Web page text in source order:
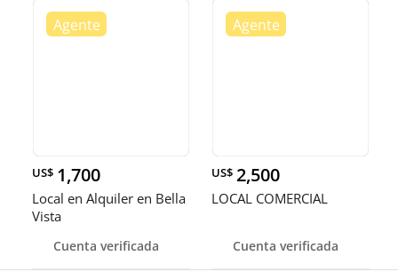
US$ 1,700
Local en Alquiler en Bella
Vista
Cuenta verificada
US$ 2,500
LOCAL COMERCIAL
Cuenta verificada